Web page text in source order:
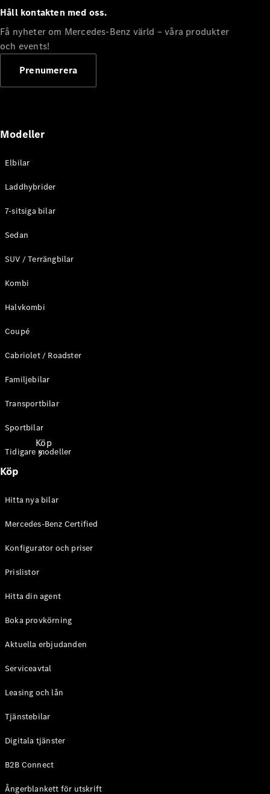
Familjebilar
/ Camping
van
EQV
Elektrisk
V-Klass
Konfigurator
Transportbilar
Köp
privatkund
företagskund
erbjudanden
Mercedes-
Certified
och priser
Boka
Leasing och
Håll kontakten med oss.
Få nyheter om Mercedes-Benz värld – våra produkter
och events!
Prenumerera
Modeller
Elbilar
Laddhybrider
7-sitsiga bilar
Sedan
SUV / Terrängbilar
Kombi
Halvkombi
Coupé
Cabriolet / Roadster
Familjebilar
Transportbilar
Sportbilar
Tidigare modeller
Köp
Hitta nya bilar
Mercedes-Benz Certified
Konfigurator och priser
Prislistor
Hitta din agent
Boka provkörning
Aktuella erbjudanden
Serviceavtal
Leasing och lån
Tjänstebilar
Digitala tjänster
B2B Connect
Ångerblankett för utskrift